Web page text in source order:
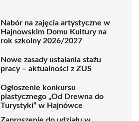
Nabór na zajęcia artystyczne w
Hajnowskim Domu Kultury na
rok szkolny 2026/2027
Nowe zasady ustalania stażu
pracy – aktualności z ZUS
Ogłoszenie konkursu
plastycznego „Od Drewna do
Turystyki” w Hajnówce